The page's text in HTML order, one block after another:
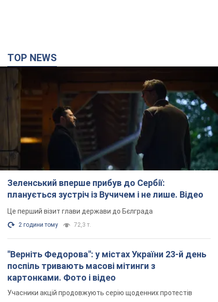
TOP NEWS
Зеленський вперше прибув до Сербії:
планується зустріч із Вучичем і не лише. Відео
Це перший візит глави держави до Бєлграда
2 години тому 72,3 т.
"Верніть Федорова": у містах України 23-й день
поспіль тривають масові мітинги з
картонками. Фото і відео
Учасники акцій продовжують серію щоденних протестів